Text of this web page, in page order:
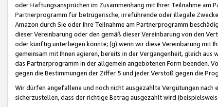
oder Haftungsansprüchen im Zusammenhang mit Ihrer Teilnahme am
Partnerprogramm für betrügerische, irreführende oder illegale
Amazon durch Sie oder Ihre Teilnahme am Partnerprogramm
dieser Vereinbarung oder den gemäß dieser Vereinbarung von den
oder künftig unterliegen könnte; (g) wenn wir diese Vereinbarung mit
gemeinsam mit Ihnen agieren, bereits in der Vergangenheit, gleich
das Partnerprogramm in der allgemein angebotenen Form beenden.
gegen die Bestimmungen der Ziffer 5 und jeder Verstoß gegen die
Wir dürfen angefallene und noch nicht ausgezahlte Vergütungen
sicherzustellen, dass der richtige Betrag ausgezahlt wird